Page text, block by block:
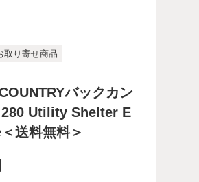
取り寄せ商品
バックカン
280 Utility Shelter E
送料無料＞